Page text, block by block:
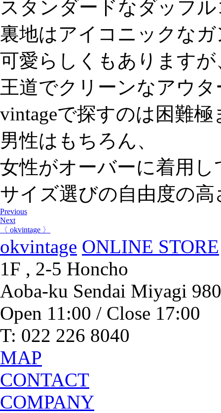
スタンダードなダッフ
裏地はアイコニックな
可愛らしくもありますが
王道でクリーンなアウ
vintageで探すのは困難
男性はもちろん、
女性がオーバーに着用
サイズ選びの自由度の
Previous
Next
〈 okvintage 〉
okvintage ONLINE STORE
1F , 2-5 Honcho
Aoba-ku Sendai Miyagi
Open 11:00 / Close 17:00
T: 022 226 8040
MAP
CONTACT
COMPANY